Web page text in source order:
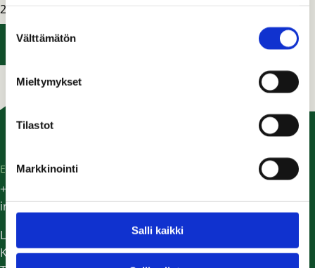
Suostumuksen
valinta
Välttämätön
Mieltymykset
Tilastot
Markkinointi
Salli kaikki
25,00€
LISÄÄ OSTOSKORIIN
EG TRADING
+358 (0) 9 298 9924
info@eg-trading.fi
Laskutustiedot
Kaikki yhteystiedot